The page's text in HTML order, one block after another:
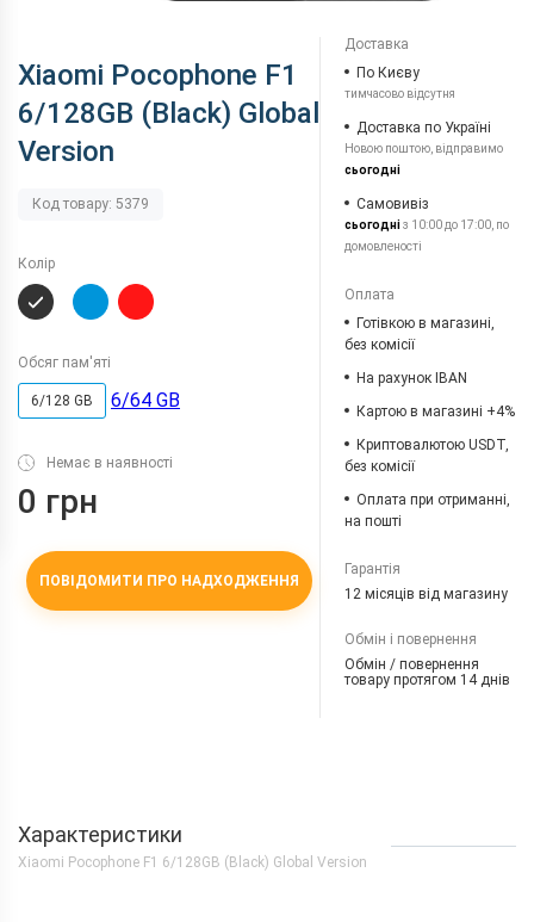
Xiaomi Pocophone F1
6/128GB (Black) Global
Version
Код товару: 5379
Колір
Обсяг пам'яті
6/128 GB 6/64 GB
Немає в наявності
0 грн
ПОВІДОМИТИ ПРО НАДХОДЖЕННЯ
Доставка
По Києву
тимчасово відсутня
Доставка по Україні
Новою поштою, відправимо
сьогодні
Самовивіз
сьогодніз 10:00 до 17:00, по
домовленості
Оплата
Готівкою в магазині,
без комісії
На рахунок IBAN
Картою в магазині +4%
Криптовалютою USDT,
без комісії
Оплата при отриманні,
на пошті
Гарантія
12 місяців від магазину
Обмін і повернення
Обмін / повернення
товару протягом 14 днів
Характеристики
Xiaomi Pocophone F1 6/128GB (Black) Global Version